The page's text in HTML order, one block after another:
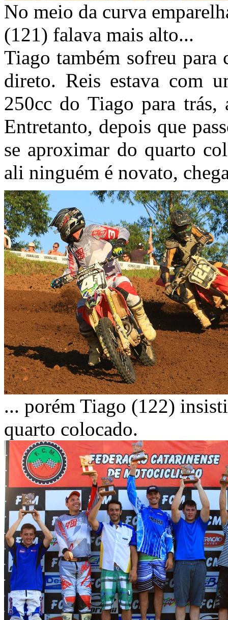
No meio da curva
(121) falava mais alto...
Tiago também sofreu para
direto. Reis estava com
250cc do Tiago para trás,
Entretanto, depois que
se aproximar do quarto
ali ninguém é novato,
... porém Tiago (122)
quarto colocado.